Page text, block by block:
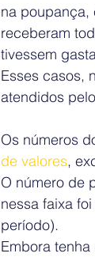
na poupança,
receberam
tivessem
Esses casos,
atendidos
Os números
de valores,
O número de
nessa faixa
período).
Embora